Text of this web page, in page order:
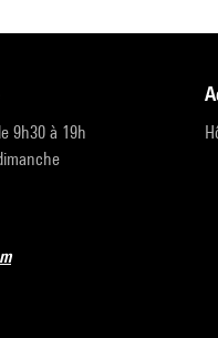
9h30 à 19h